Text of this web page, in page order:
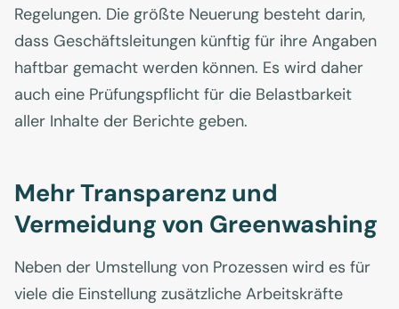
Regelungen. Die größte Neuerung besteht darin,
dass Geschäftsleitungen künftig für ihre Angaben
haftbar gemacht werden können. Es wird daher
auch eine Prüfungspflicht für die Belastbarkeit
aller Inhalte der Berichte geben.
Mehr Transparenz und
Vermeidung von Greenwashing
Neben der Umstellung von Prozessen wird es für
viele die Einstellung zusätzliche Arbeitskräfte